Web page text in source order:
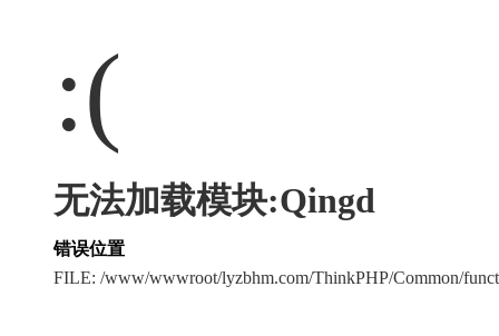
:(
无法加载模块:Qingd
错误位置
FILE: /www/wwwroot/lyzbhm.com/ThinkPHP/Common/